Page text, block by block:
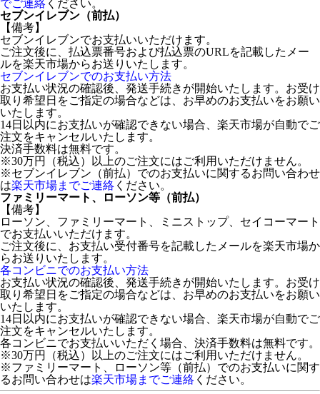
でご連絡 ください。
セブンイレブン（前払）
【備考】
セブンイレブンでお支払いいただけます。
ご注文後に、払込票番号および払込票のURLを記載したメー
ルを楽天市場からお送りいたします。
セブンイレブンでのお支払い方法
お支払い状況の確認後、発送手続きが開始いたします。お受け
取り希望日をご指定の場合などは、お早めのお支払いをお願い
いたします。
14日以内にお支払いが確認できない場合、楽天市場が自動でご
注文をキャンセルいたします。
決済手数料は無料です。
※30万円（税込）以上のご注文にはご利用いただけません。
※セブンイレブン（前払）でのお支払いに関するお問い合わせ
は楽天市場までご連絡 ください。
ファミリーマート、ローソン等（前払）
【備考】
ローソン、ファミリーマート、ミニストップ、セイコーマート
でお支払いいただけます。
ご注文後に、お支払い受付番号を記載したメールを楽天市場か
らお送りいたします。
各コンビニでのお支払い方法
お支払い状況の確認後、発送手続きが開始いたします。お受け
取り希望日をご指定の場合などは、お早めのお支払いをお願い
いたします。
14日以内にお支払いが確認できない場合、楽天市場が自動でご
注文をキャンセルいたします。
各コンビニでお支払いいただく場合、決済手数料は無料です。
※30万円（税込）以上のご注文にはご利用いただけません。
※ファミリーマート、ローソン等（前払）でのお支払いに関す
るお問い合わせは楽天市場までご連絡 ください。